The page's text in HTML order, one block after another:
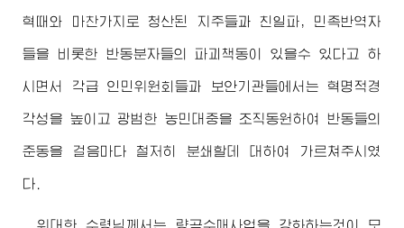
혁때와 마찬가지로 청산된 지주들과 친일파, 민족반역자
들을 비롯한 반동분자들의 파괴책동이 있을수 있다고 하
시면서 각급 인민위원회들과 보안기관들에서는 혁명적경
각성을 높이고 광범한 농민대중을 조직동원하여 반동들의
준동을 걸음마다 철저히 분쇄할데 대하여 가르쳐주시였
다.
위대한 수령님께서는 량곡수매사업을 강화하는것이 모